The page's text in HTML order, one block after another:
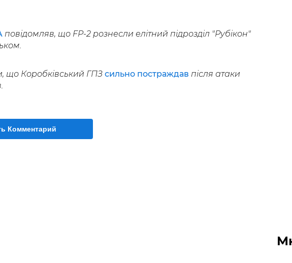
повідомляв, що FP-2 рознесли елітний підрозділ "Рубікон"
що Коробківський ГПЗ сильно постраждав після атаки
Комментарий